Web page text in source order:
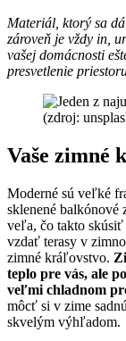
Materiál, ktorý sa
zároveň je vždy in,
vašej domácnosti
presvetlenie
(zdroj:
Vaše zimné
Moderné sú veľké
sklenené balkónové
veľa, čo takto skúsiť
vzdať terasy v
zimné kráľovstvo.
teplo pre vás, ale
veľmi chladnom
môcť si v zime
skvelým výhľadom.